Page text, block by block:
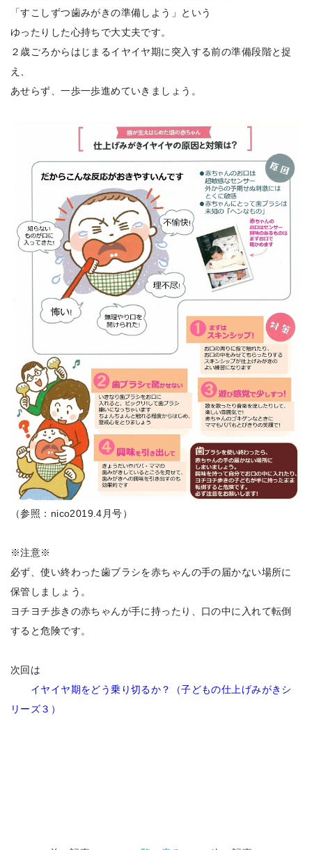
「すこしずつ歯みがきの準備しよう」という
ゆったりした心持ちで大丈夫です。
２歳ごろからはじまるイヤイヤ期に突入する前の準備段階と捉
え、
あせらず、一歩一歩進めていきましょう。
（参照：nico2019.4月号）
※注意※
必ず、使い終わった歯ブラシを赤ちゃんの手の届かない場所に
保管しましょう。
ヨチヨチ歩きの赤ちゃんが手に持ったり、口の中に入れて転倒
すると危険です。
次回は
イヤイヤ期をどう乗り切るか？（子どもの仕上げみがきシ
リーズ３）